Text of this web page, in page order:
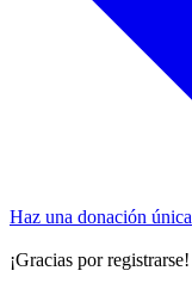
Haz una donación única
¡Gracias por registrarse!